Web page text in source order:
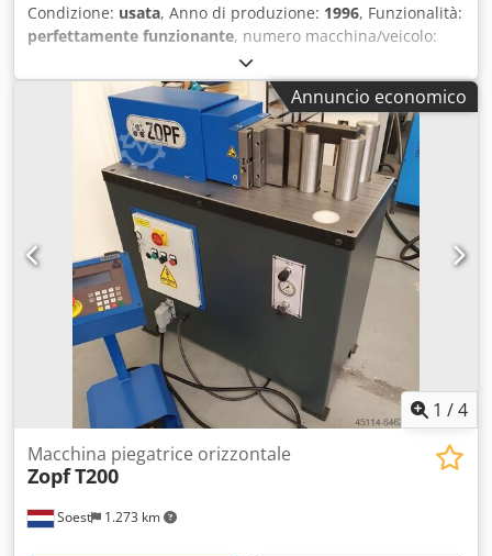
Condizione: usata, Anno di produzione: 1996, Funzionalità:
perfettamente funzionante, numero macchina/veicolo:
3.485 kg
3.100 mm, spessore lamiera (max.):2 mm, Offriamo in
vendita questa macchina per la piegatura usata, modello
Göteneds K25-30 A 1200, anno di fabbricazione 1996.
Chodpfx Abszdzxgepsa Modello: K25-30 A 1200 Area di
lavoro: 3100 mm x 2,0 mm Numero di serie: 14151 Anno di
fabbricazione: 12/96 Peso: 3485 kg La macchina ha ricevuto
un nuovo cambio e un nuovo display diversi anni fa. La
macchina è in buone condizioni generali, presentando
tuttavia alcune imprecisioni dovute all'età. È comunque
perfettamente adatta a molte applicazioni. Se avete
domande o necessitate di ulteriori informazioni, non
esitate a contattarci via messaggio o per telefono.
Annuncio economico
1 /4
Soest 1.273 km
Macchina piegatrice orizzontale
ZopfT200